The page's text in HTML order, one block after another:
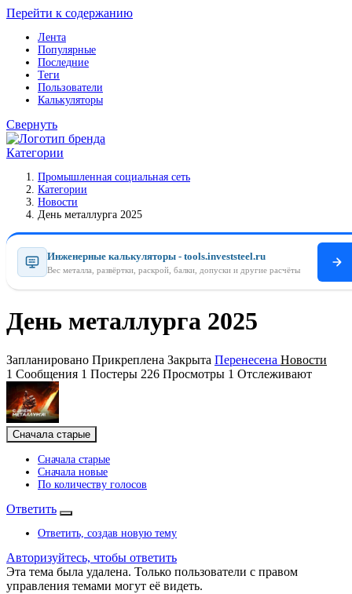
Перейти к содержанию
Лента
Популярные
Последние
Теги
Пользователи
Калькуляторы
Свернуть
Категории
Промышленная социальная сеть
Категории
Новости
День металлурга 2025
Инженерные калькуляторы - tools.investsteel.ru
Вес металла, развёртки, раскрой, балки, допуски и другие расчёты
День металлурга 2025
Запланировано Прикреплена Закрыта Перенесена Новости
1 Сообщения 1 Постеры 226 Просмотры 1 Отслеживают
Сначала старые
Сначала старые
Сначала новые
По количеству голосов
Ответить
Ответить, создав новую тему
Авторизуйтесь, чтобы ответить
Эта тема была удалена. Только пользователи с правом
управления темами могут её видеть.